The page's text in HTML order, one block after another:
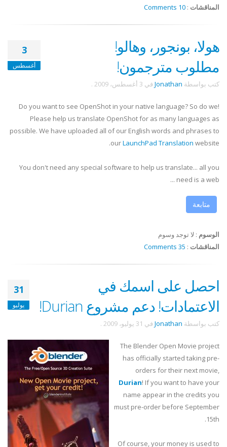
المناقشات :
10 Comments
3
أغسطس
هولا، بونجور، وهالو!
مطلوب مترجمون!
كتب بواسطة Jonathan في 3 أغسطس، 2009 .
Do you want to see OpenShot in your native language? So do we!
Please help us translate OpenShot for as many languages as
possible. We have uploaded all of our English words and phrases to
ourLaunchPad Translation website.
You don't need any special software to help us translate... all you
need is a web ...
متابعة
الوسوم : لا توجد وسوم
المناقشات :
35 Comments
31
يوليو
احصل على اسمك في
الاعتمادات! دعم مشروع Durian!
كتب بواسطة Jonathan في 31 يوليو، 2009 .
The Blender Open Movie project
has officially started taking pre-
orders for their next movie,
Durian! If you want to have your
name appear in the credits you
must pre-order before September
15th.
Of course, your money is used to